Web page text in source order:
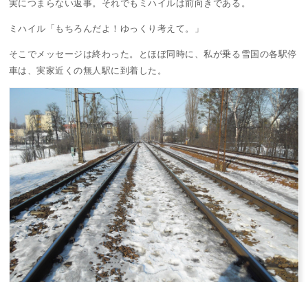
実につまらない返事。それでもミハイルは前向きである。
ミハイル「もちろんだよ！ゆっくり考えて。」
そこでメッセージは終わった。とほぼ同時に、私が乗る雪国の各駅停
車は、実家近くの無人駅に到着した。